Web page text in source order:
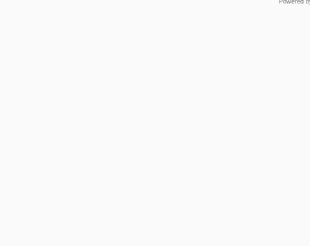
Powered